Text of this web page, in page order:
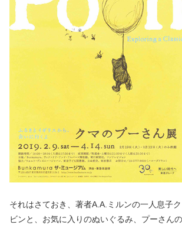
それはさておき、著者A.A.ミルンの一人息子
ビンと、お気に入りのぬいぐるみ、プーさん